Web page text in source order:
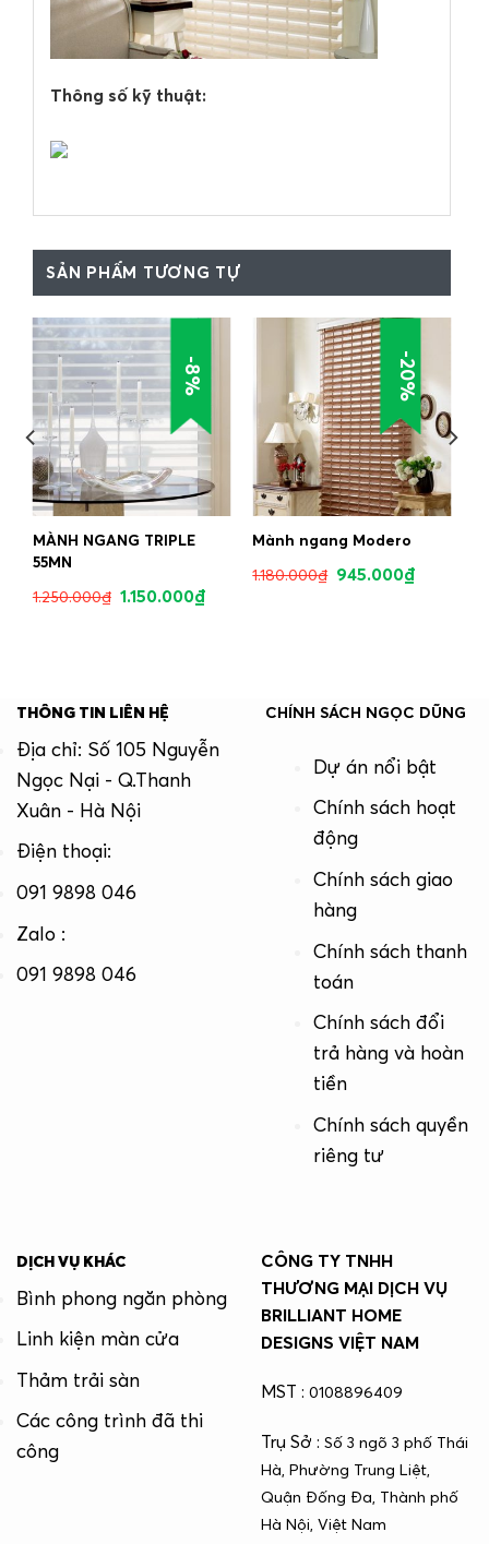
Thông số kỹ thuật:
SẢN PHẨM TƯƠNG TỰ
-8%
MÀNH NGANG TRIPLE
55MN
1.250.000₫ 1.150.000₫
-20%
Mành ngang Modero
1.180.000₫ 945.000₫
THÔNG TIN LIÊN HỆ
Địa chỉ: Số 105 Nguyễn
Ngọc Nại - Q.Thanh
Xuân - Hà Nội
Điện thoại:
091 9898 046
Zalo :
091 9898 046
CHÍNH SÁCH NGỌC DŨNG
Dự án nổi bật
Chính sách hoạt
động
Chính sách giao
hàng
Chính sách thanh
toán
Chính sách đổi
trả hàng và hoàn
tiền
Chính sách quyền
riêng tư
DỊCH VỤ KHÁC
Bình phong ngăn phòng
Linh kiện màn cửa
Thảm trải sàn
Các công trình đã thi
công
CÔNG TY TNHH
THƯƠNG MẠI DỊCH VỤ
BRILLIANT HOME
DESIGNS VIỆT NAM
MST : 0108896409
Trụ Sở : Số 3 ngõ 3 phố Thái
Hà, Phường Trung Liệt,
Quận Đống Đa, Thành phố
Hà Nội, Việt Nam